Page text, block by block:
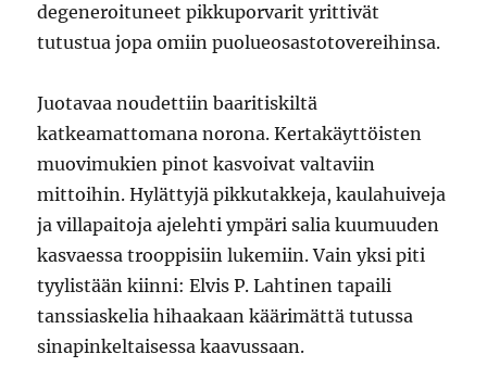
degeneroituneet pikkuporvarit yrittivät
tutustua jopa omiin puolueosastotovereihinsa.
Juotavaa noudettiin baaritiskiltä
katkeamattomana norona. Kertakäyttöisten
muovimukien pinot kasvoivat valtaviin
mittoihin. Hylättyjä pikkutakkeja, kaulahuiveja
ja villapaitoja ajelehti ympäri salia kuumuuden
kasvaessa trooppisiin lukemiin. Vain yksi piti
tyylistään kiinni: Elvis P. Lahtinen tapaili
tanssiaskelia hihaakaan käärimättä tutussa
sinapinkeltaisessa kaavussaan.